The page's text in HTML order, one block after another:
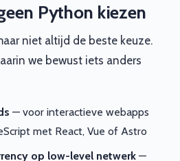
Python kiezen
niet altijd de beste keuze.
we bewust iets anders
— voor interactieve webapps
met React, Vue of Astro
op low-level netwerk —